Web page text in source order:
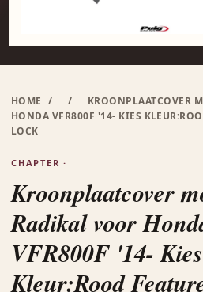
HOME / /
KROONPLAATCOVER
HONDA VFR800F '14- KIES
LOCK
CHAPTER ·
Kroonplaatcover
Radikal voor
VFR800F '14- Kies
Kleur:Rood